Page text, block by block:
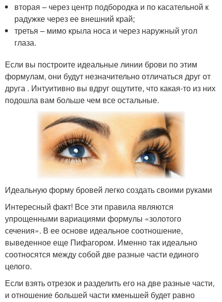
вторая – через центр подбородка и по касательной к
радужке через ее внешний край;
третья – мимо крыла носа и через наружный угол
глаза.
Если вы построите идеальные линии брови по этим
формулам, они будут незначительно отличаться друг от
друга . Интуитивно вы вдруг ощутите, что какая-то из них
подошла вам больше чем все остальные.
Идеальную форму бровей легко создать своими руками
Интересный факт! Все эти правила являются
упрощенными вариациями формулы «золотого
сечения». В ее основе идеальное соотношение,
выведенное еще Пифагором. Именно так идеально
соотносятся между собой две разные части единого
целого.
Если взять отрезок и разделить его на две разные части,
и отношение большей части кменьшей будет равно